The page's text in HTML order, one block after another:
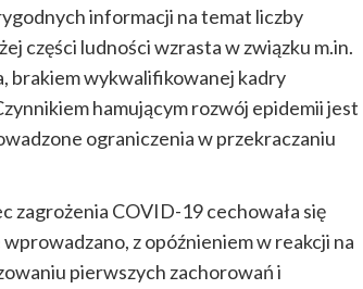
informacji na temat liczby
części ludności wzrasta w związku m.in.
brakiem wykwalifikowanej kadry
hamującym rozwój epidemii jest
ograniczenia w przekraczaniu
zagrożenia COVID-19 cechowała się
z opóźnieniem w reakcji na
pierwszych zachorowań i